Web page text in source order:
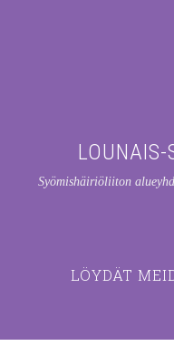
LOUNAIS-
Syömishäiriöliiton
LÖYDÄT